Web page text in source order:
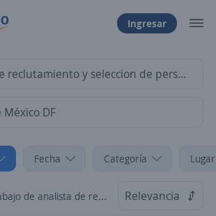
Ingresar
Fecha Categoría
y seleccion de personal en Ciudad de México DF Relevancia